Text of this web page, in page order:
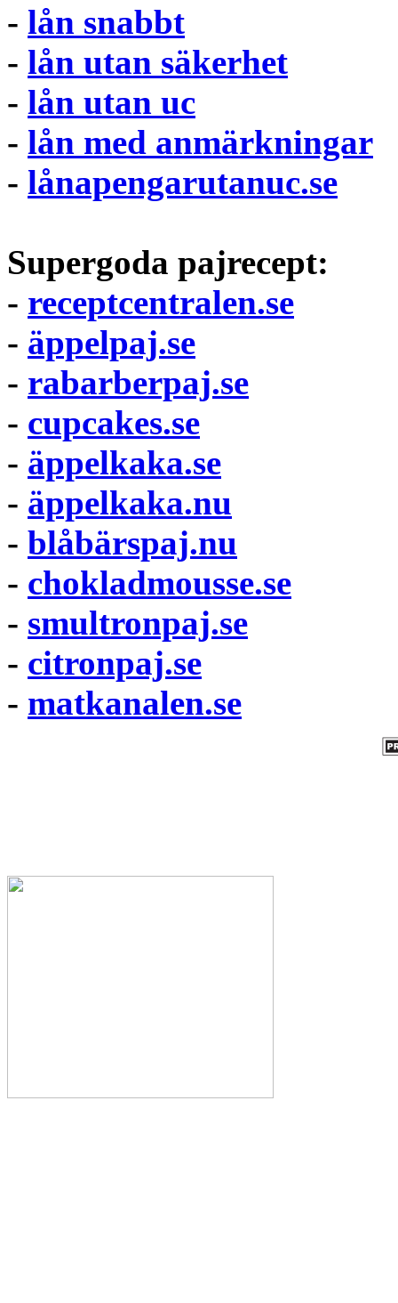
- lån snabbt
- lån utan säkerhet
- lån utan uc
- lån med anmärkningar
- lånapengarutanuc.se
Supergoda pajrecept:
- receptcentralen.se
- äppelpaj.se
- rabarberpaj.se
- cupcakes.se
- äppelkaka.se
- äppelkaka.nu
- blåbärspaj.nu
- chokladmousse.se
- smultronpaj.se
- citronpaj.se
- matkanalen.se